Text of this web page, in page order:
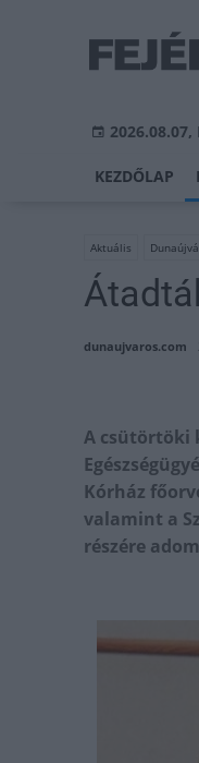
KEZDŐLAP
Aktuális
dunaujvaros.com
A csütörtöki
Kórház
valamint a
részére